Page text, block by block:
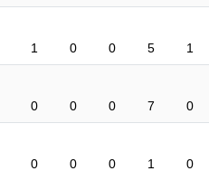
1 0 0 5 1
0 0 0 7 0
0 0 0 1 0